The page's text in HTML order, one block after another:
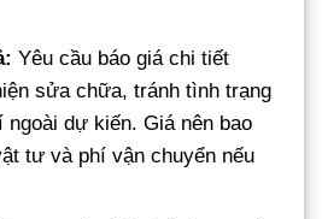
Yêu cầu báo giá chi tiết
sửa chữa, tránh tình trạng
ngoài dự kiến. Giá nên bao
tư và phí vận chuyển nếu